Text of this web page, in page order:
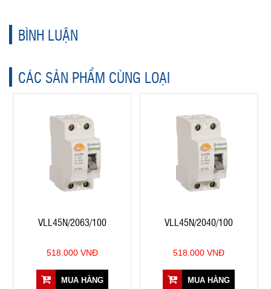
BÌNH LUẬN
CÁC SẢN PHẨM CÙNG LOẠI
VLL45N/2063/100
518.000 VNĐ
MUA HÀNG
VLL45N/2040/100
518.000 VNĐ
MUA HÀNG